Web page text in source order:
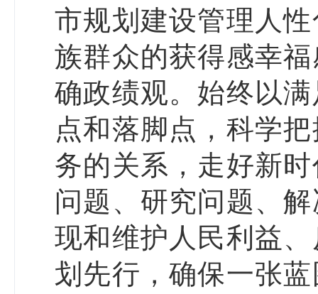
市规划建设管理人
族群众的获得感幸
确政绩观。始终以
点和落脚点，科学
务的关系，走好新
问题、研究问题、
现和维护人民利益
划先行，确保一张